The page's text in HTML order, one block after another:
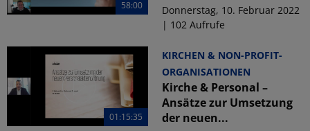
58:00
Donnerstag, 10. Februar 2022
| 102 Aufrufe
01:15:35
KIRCHEN & NON-PROFIT-
ORGANISATIONEN
Kirche & Personal –
Ansätze zur Umsetzung
der neuen...